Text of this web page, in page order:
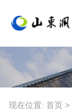
现在位置: 首页 >